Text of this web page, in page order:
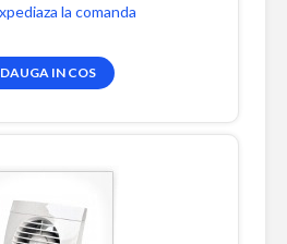
la comanda
IN COS